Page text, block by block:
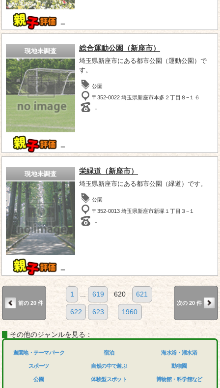
－
現地未調査
－
総合運動公園（新座市）
埼玉県新座市にある都市公園（運動公園）で
す。
公園
〒352-0022 埼玉県新座市本多２丁目８−１６
－
現地未調査
－
栄緑道（新座市）
埼玉県新座市にある都市公園（緑道）です。
公園
〒352-0013 埼玉県新座市新塚１丁目３−１
－
前の 20 件
1 ... 619 620 621
622 623 ... 1960
次の 20 件
その他のジャンルを見る：
遊園地・テーマパーク
スポーツ
公園
宿泊
自然の中で遊ぶ
体験型スポット
海水浴・湖水浴
動物園
博物館・科学館など